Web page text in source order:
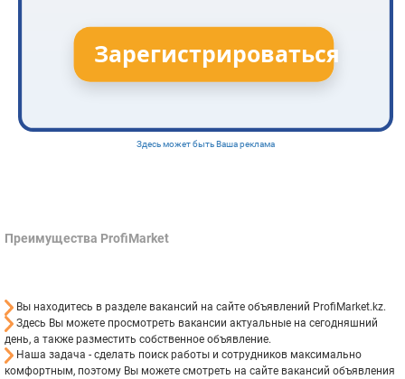
Здесь может быть Ваша реклама
Преимущества ProfiMarket
Вы находитесь в разделе вакансий на сайте объявлений ProfiMarket.kz.
Здесь Вы можете просмотреть вакансии актуальные на сегодняшний
день, а также разместить собственное объявление.
Наша задача - сделать поиск работы и сотрудников максимально
комфортным, поэтому Вы можете смотреть на сайте вакансий объявления